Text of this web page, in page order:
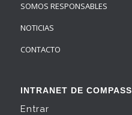
SOMOS RESPONSABLES
NOTICIAS
CONTACTO
INTRANET DE COMPASS
Entrar